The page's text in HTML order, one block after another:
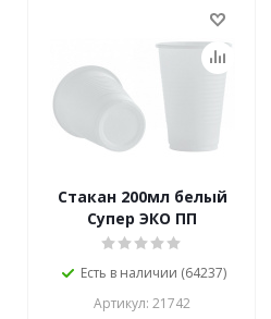
Стакан 200мл белый
Супер ЭКО ПП
Есть в наличии (64237)
Артикул: 21742